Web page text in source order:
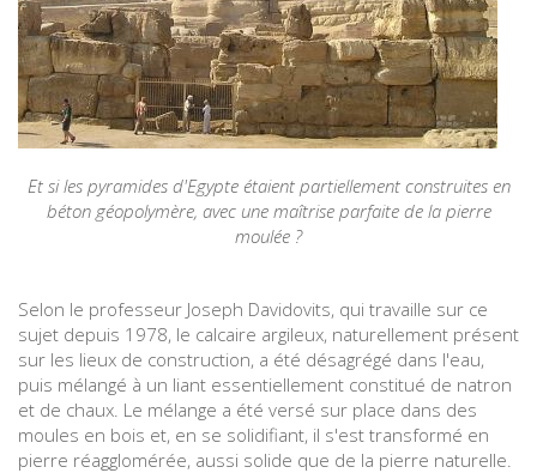
Et si les pyramides d'Egypte étaient partiellement construites en
béton géopolymère, avec une maîtrise parfaite de la pierre
moulée ?
Selon le professeur Joseph Davidovits, qui travaille sur ce
sujet depuis 1978, le calcaire argileux, naturellement présent
sur les lieux de construction, a été désagrégé dans l'eau,
puis mélangé à un liant essentiellement constitué de natron
et de chaux. Le mélange a été versé sur place dans des
moules en bois et, en se solidifiant, il s'est transformé en
pierre réagglomérée, aussi solide que de la pierre naturelle.